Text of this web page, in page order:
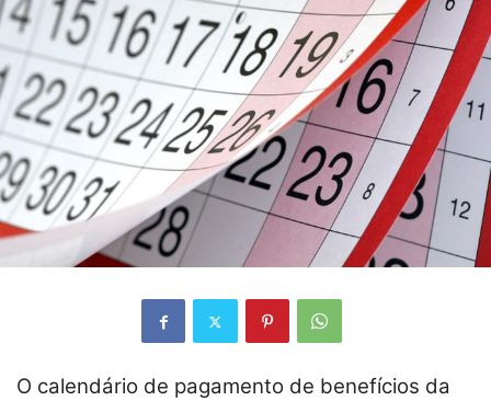
O calendário de pagamento de benefícios da